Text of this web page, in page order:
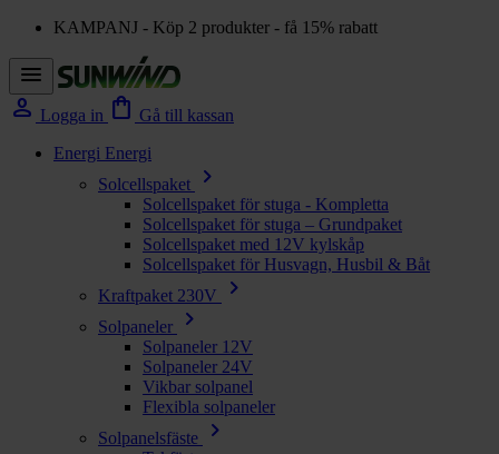
KAMPANJ - Köp 2 produkter - få 15% rabatt
menu
person Logga in shopping_bag Gå till kassan
Energi Energi
Solcellspaket
chevron_right
Solcellspaket för stuga - Kompletta
Solcellspaket för stuga – Grundpaket
Solcellspaket med 12V kylskåp
Solcellspaket för Husvagn, Husbil & Båt
Kraftpaket 230V
chevron_right
Solpaneler chevron_right
Solpaneler 12V
Solpaneler 24V
Vikbar solpanel
Flexibla solpaneler
Solpanelsfäste
chevron_right